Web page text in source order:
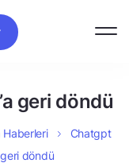
geri döndü
Haberleri
Chatgpt
döndü